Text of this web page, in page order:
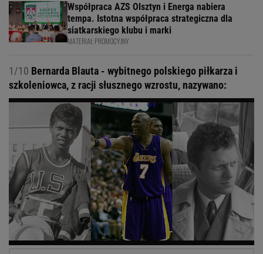
Współpraca AZS Olsztyn i Energa nabiera
tempa. Istotna współpraca strategiczna dla
siatkarskiego klubu i marki
MATERIAŁ PROMOCYJNY
1/10 Bernarda Blauta - wybitnego polskiego piłkarza i
szkoleniowca, z racji słusznego wzrostu, nazywano: